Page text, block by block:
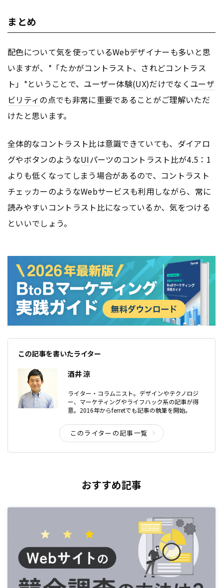
まとめ
配色について気を使っているWebデザイナーも多いと思
いますが、*「たかがコントラスト、されどコントラス
ト」*ということで、ユーザー体験(UX)だけでなく ユーザ
ビリティの点でも非常に重要であることがご理解いただ
けたと思います。
全体的なコントラスト比は意識できていても、ダイアロ
グやボタンのようなUIパーツのコントラスト比が4.5：1
よりも低くなってしまう場合があるので、コントラスト
チェッカーのようなWebサービスも利用しながら、常に
読みやすいコントラスト比になっているか、気をつける
といいでしょう。
この記事を書いたライター
酒井 涼
ライター・コラムニスト。デザインやテクノロジ
ー、マーケティングやライフハック系の記事が得
意。2016年からferretでも記事の執筆を開始。
このライターの記事一覧
おすすめ記事